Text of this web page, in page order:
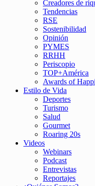
Creadores de
Tendencias
RSE
Sostenibilidad
Opinión
PYMES
RRHH
Periscopio
TOP+América
Awards of
Estilo de Vida
Deportes
Turismo
Salud
Gourmet
Roaring 20s
Videos
Webinars
Podcast
Entrevistas
Reportajes